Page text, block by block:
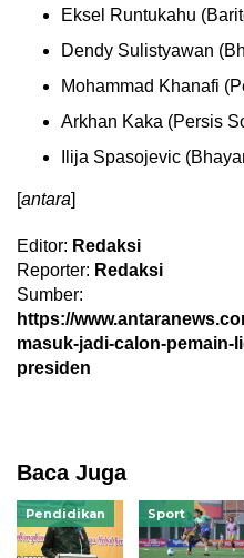
Eksel Runtukahu
Dendy Sulistyawan
Mohammad Khanafi
Arkhan Kaka (Persis
Ilija Spasojevic
antara
Editor: Redaksi
Reporter: Redaksi
Sumber:
https://
masuk-jadi-calon-pemain-
presiden
Baca Juga
Pendidikan Sport